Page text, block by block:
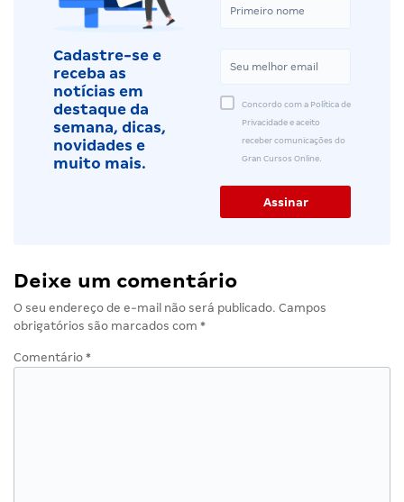
Cadastre-se e
receba as
notícias em
destaque da
semana, dicas,
novidades e
muito mais.
Concordo com a Política de
Privacidade e aceito
receber comunicações do
Gran Cursos Online.
Deixe um comentário
O seu endereço de e-mail não será publicado. Campos
obrigatórios são marcados com *
Comentário *